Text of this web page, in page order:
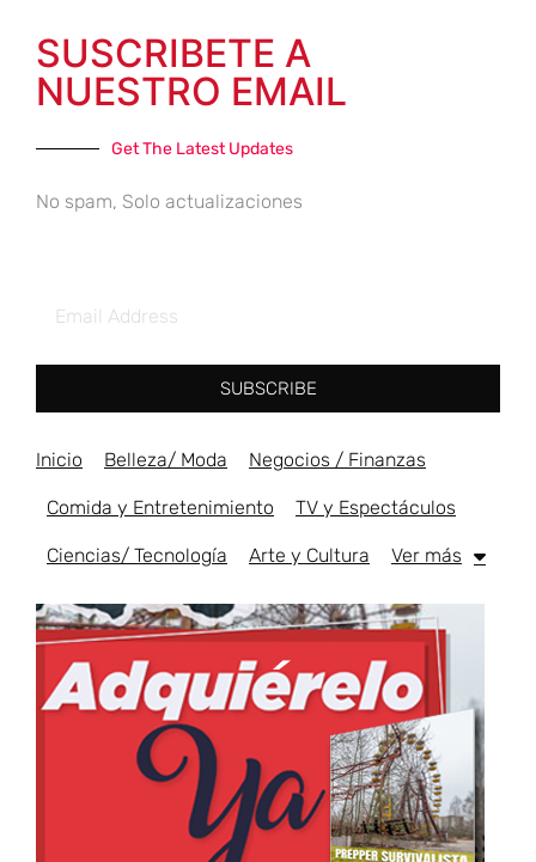
SUSCRIBETE A
NUESTRO EMAIL
Get The Latest Updates
No spam, Solo actualizaciones
SUBSCRIBE
Inicio Belleza/ Moda Negocios / Finanzas
Comida y Entretenimiento TV y Espectáculos
Ciencias/ Tecnología Arte y Cultura Ver más